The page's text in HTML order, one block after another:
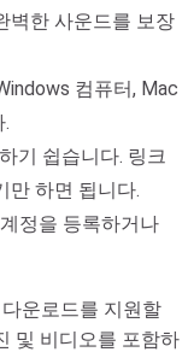
벽한 사운드를 보장
컴퓨터, Mac
기 쉽습니다. 링크
만 하면 됩니다.
정을 등록하거나
운로드를 지원할
및 비디오를 포함하